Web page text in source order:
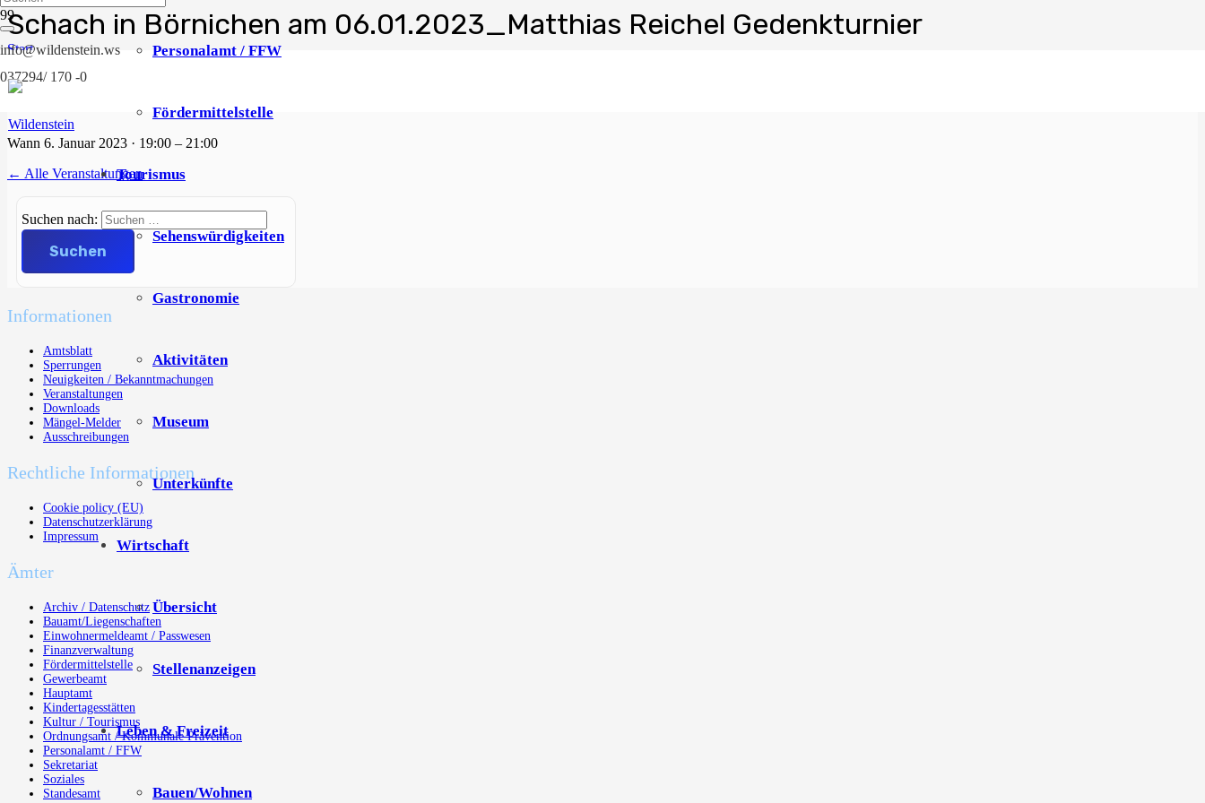
info@wildenstein.ws
037294/ 170 -0
Personalamt / FFW
Fördermittelstelle
Tourismus
Sehenswürdigkeiten
Gastronomie
Aktivitäten
Museum
Unterkünfte
Wirtschaft
Übersicht
Stellenanzeigen
Leben & Freizeit
Bauen/Wohnen
Schach in Börnichen am 06.01.2023_Matthias Reichel Gedenkturnier
Start
Schach in Börnichen am 06.01.2023_Matthias Reichel Gedenkturnier
Wann 6. Januar 2023 · 19:00 – 21:00
← Alle Veranstaltungen
Suchen nach:
Informationen
Amtsblatt
Sperrungen
Neuigkeiten / Bekanntmachungen
Veranstaltungen
Downloads
Mängel-Melder
Ausschreibungen
Rechtliche Informationen
Cookie policy (EU)
Datenschutzerklärung
Impressum
Ämter
Archiv / Datenschutz
Bauamt/Liegenschaften
Einwohnermeldeamt / Passwesen
Finanzverwaltung
Fördermittelstelle
Gewerbeamt
Hauptamt
Kindertagesstätten
Kultur / Tourismus
Ordnungsamt / Kommunale Prävention
Personalamt / FFW
Sekretariat
Soziales
Standesamt